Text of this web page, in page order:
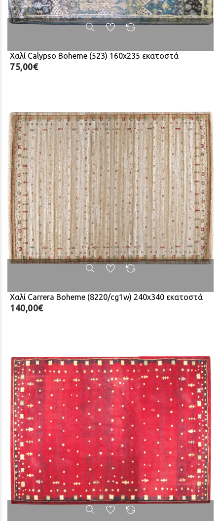
Χαλί Calypso Boheme (523) 160x235 εκατοστά
75,00€
Χαλί Carrera Boheme (8220/cg1w) 240x340 εκατοστά
140,00€